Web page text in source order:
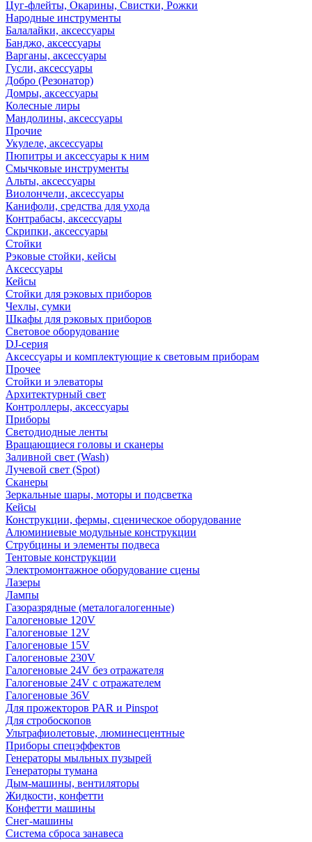
Цуг-флейты, Окарины, Свистки, Рожки
Народные инструменты
Балалайки, аксессуары
Банджо, аксессуары
Варганы, аксессуары
Гусли, аксессуары
Добро (Резонатор)
Домры, аксессуары
Колесные лиры
Мандолины, аксессуары
Прочие
Укулеле, аксессуары
Пюпитры и аксессуары к ним
Смычковые инструменты
Альты, аксессуары
Виолончели, аксессуары
Канифоли, средства для ухода
Контрабасы, аксессуары
Скрипки, аксессуары
Стойки
Рэковые стойки, кейсы
Аксессуары
Кейсы
Стойки для рэковых приборов
Чехлы, сумки
Шкафы для рэковых приборов
Световое оборудование
DJ-серия
Аксессуары и комплектующие к световым приборам
Прочее
Стойки и элеваторы
Архитектурный свет
Контроллеры, аксессуары
Приборы
Светодиодные ленты
Вращающиеся головы и сканеры
Заливной свет (Wash)
Лучевой свет (Spot)
Сканеры
Зеркальные шары, моторы и подсветка
Кейсы
Конструкции, фермы, сценическое оборудование
Алюминиевые модульные конструкции
Струбцины и элементы подвеса
Тентовые конструкции
Электромонтажное оборудование сцены
Лазеры
Лампы
Газоразрядные (металогалогенные)
Галогеновые 120V
Галогеновые 12V
Галогеновые 15V
Галогеновые 230V
Галогеновые 24V без отражателя
Галогеновые 24V с отражателем
Галогеновые 36V
Для прожекторов PAR и Pinspot
Для стробоскопов
Ультрафиолетовые, люминесцентные
Приборы спецэффектов
Генераторы мыльных пузырей
Генераторы тумана
Дым-машины, вентиляторы
Жидкости, конфетти
Конфетти машины
Снег-машины
Система сброса занавеса